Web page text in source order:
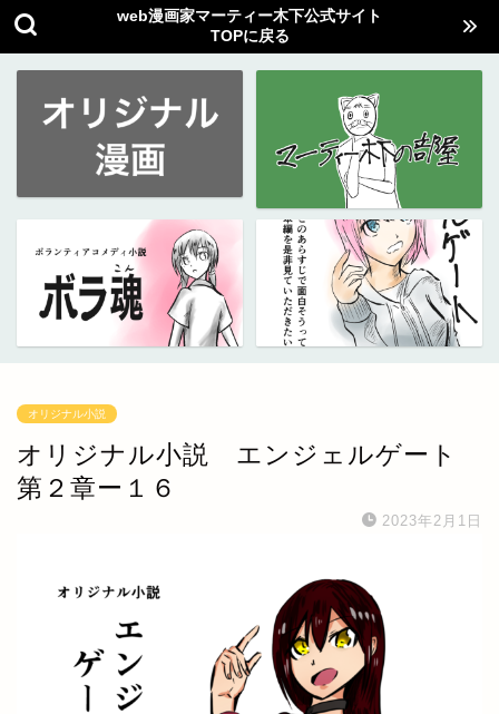
web漫画家マーティー木下公式サイト
TOPに戻る
オリジナル小説
オリジナル小説 エンジェルゲート
第２章ー１６
2023年2月1日